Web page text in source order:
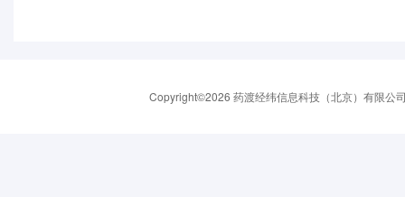
Copyright©2026 药渡经纬信息科技（北京）有限公